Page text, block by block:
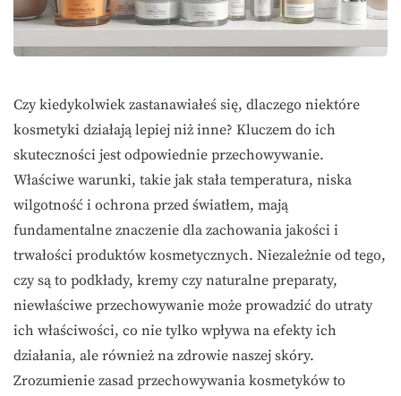
Czy kiedykolwiek zastanawiałeś się, dlaczego niektóre
kosmetyki działają lepiej niż inne? Kluczem do ich
skuteczności jest odpowiednie przechowywanie.
Właściwe warunki, takie jak stała temperatura, niska
wilgotność i ochrona przed światłem, mają
fundamentalne znaczenie dla zachowania jakości i
trwałości produktów kosmetycznych. Niezależnie od tego,
czy są to podkłady, kremy czy naturalne preparaty,
niewłaściwe przechowywanie może prowadzić do utraty
ich właściwości, co nie tylko wpływa na efekty ich
działania, ale również na zdrowie naszej skóry.
Zrozumienie zasad przechowywania kosmetyków to